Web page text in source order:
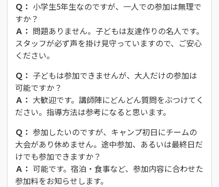
Ｑ： 小学生5年生なのですが、一人での参加は無理で
すか？
Ａ： 問題ありません。子どもは友達作りの名人です。
スタッフが必ず声を掛け見守っていますので、ご安心
ください。
Ｑ： 子どもは参加できませんが、大人だけの参加は
可能ですか？
Ａ： 大歓迎です。講師陣にどんどん質問をぶつけてく
ださい。指導方法は参考になると思います。
Ｑ： 参加したいのですが、キャンプ初日にチームの
大会があり休めません。途中参加、あるいは最終日だ
けでも参加できますか？
Ａ： 可能です。宿泊・食事など、参加内容に合わせた
参加料をお知らせします。